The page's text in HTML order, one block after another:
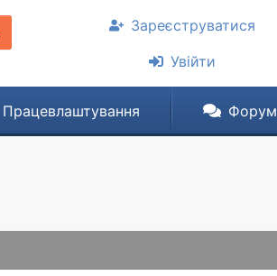
Зареєструватися
Увійти
Працевлаштування Форум